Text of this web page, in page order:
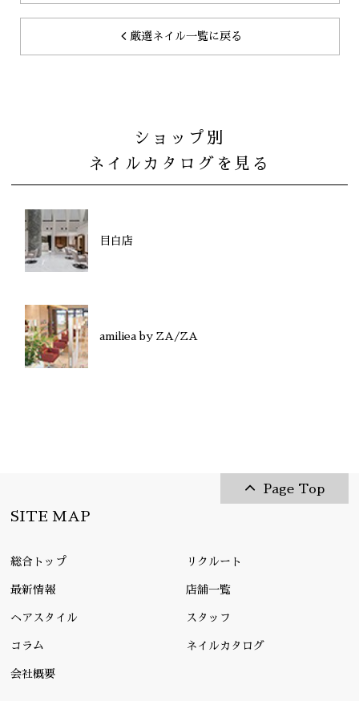
厳選ネイル一覧に戻る
ショップ別
ネイルカタログを見る
目白店
amiliea by ZA/ZA
Page Top
SITE MAP
総合トップ リクルート
最新情報 店舗一覧
ヘアスタイル スタッフ
コラム ネイルカタログ
会社概要